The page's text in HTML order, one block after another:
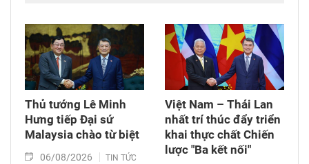
Thủ tướng Lê Minh
Hưng tiếp Đại sứ
Malaysia chào từ biệt
06/08/2026 TIN TỨC
Việt Nam – Thái Lan
nhất trí thúc đẩy triển
khai thực chất Chiến
lược "Ba kết nối"